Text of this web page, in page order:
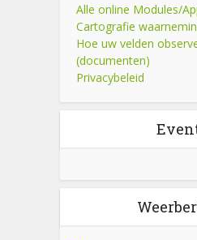
Alle online Modules/
Cartografie
Hoe uw velden
(documenten)
Privacybeleid